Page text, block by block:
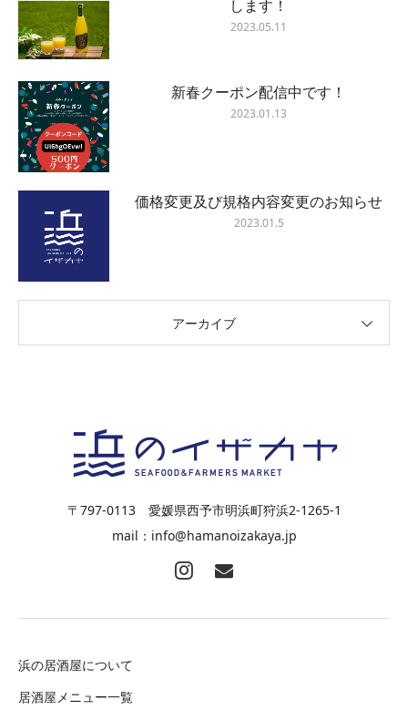
します！
2023.05.11
新春クーポン配信中です！
2023.01.13
価格変更及び規格内容変更のお知らせ
2023.01.5
アーカイブ
〒797-0113 愛媛県西予市明浜町狩浜2-1265-1
mail：info@hamanoizakaya.jp
浜の居酒屋について
居酒屋メニュー一覧